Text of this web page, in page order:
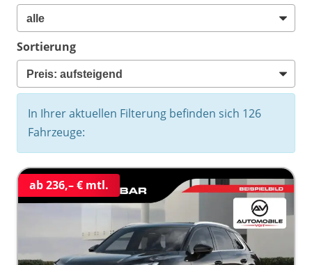
Sortierung
In Ihrer aktuellen Filterung befinden sich 126
Fahrzeuge:
ab 236,– € mtl.